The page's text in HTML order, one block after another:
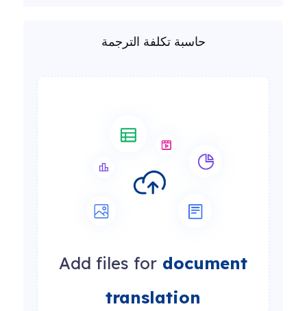
حاسبة تكلفة الترجمة
Add files for document
translation